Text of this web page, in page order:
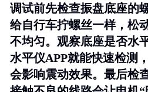
调试前先检查振盘底座的
给自行车拧螺丝一样，松
不均匀。观察底座是否水
水平仪APP就能快速检测
会影响震动效果。最后检